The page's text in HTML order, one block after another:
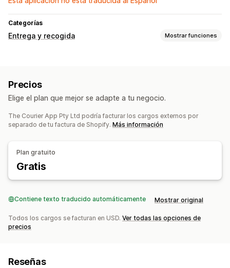
Categorías
Entrega y recogida Mostrar funciones
Validación de direcciones
Seguimiento de pedidos
Precios
Elige el plan que mejor se adapte a tu negocio.
The Courier App Pty Ltd podría facturar los cargos externos por
separado de tu factura de Shopify. Más información
Plan gratuito
Gratis
Contiene texto traducido automáticamente Mostrar original
Todos los cargos se facturan en USD. Ver todas las opciones de
precios
Reseñas